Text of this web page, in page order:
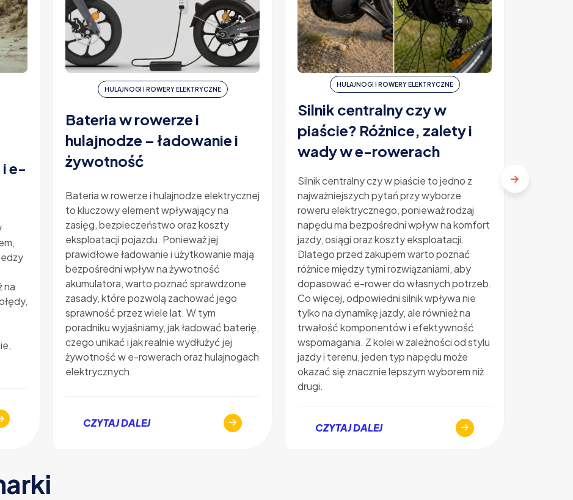
e-
na
HULAJNOGI I ROWERY ELEKTRYCZNE
Bateria w rowerze i
hulajnodze – ładowanie i
żywotność
Bateria w rowerze i hulajnodze elektrycznej
to kluczowy element wpływający na
zasięg, bezpieczeństwo oraz koszty
eksploatacji pojazdu. Ponieważ jej
prawidłowe ładowanie i użytkowanie mają
bezpośredni wpływ na żywotność
akumulatora, warto poznać sprawdzone
zasady, które pozwolą zachować jego
sprawność przez wiele lat. W tym
poradniku wyjaśniamy, jak ładować baterię,
czego unikać i jak realnie wydłużyć jej
żywotność w e-rowerach oraz hulajnogach
elektrycznych.
CZYTAJ DALEJ
HULAJNOGI I ROWERY ELEKTRYCZNE
Silnik centralny czy w
piaście? Różnice, zalety i
wady w e-rowerach
Silnik centralny czy w piaście to jedno z
najważniejszych pytań przy wyborze
roweru elektrycznego, ponieważ rodzaj
napędu ma bezpośredni wpływ na komfort
jazdy, osiągi oraz koszty eksploatacji.
Dlatego przed zakupem warto poznać
różnice między tymi rozwiązaniami, aby
dopasować e-rower do własnych potrzeb.
Co więcej, odpowiedni silnik wpływa nie
tylko na dynamikę jazdy, ale również na
trwałość komponentów i efektywność
wspomagania. Z kolei w zależności od stylu
jazdy i terenu, jeden typ napędu może
okazać się znacznie lepszym wyborem niż
drugi.
CZYTAJ DALEJ